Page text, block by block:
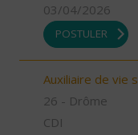
03/04/2026
POSTULER
Auxiliaire de vie
26 - Drôme
CDI